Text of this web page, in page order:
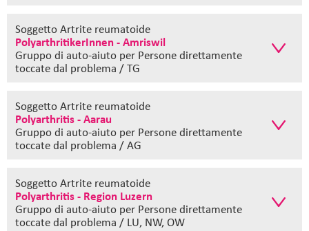
Soggetto Artrite reumatoide
PolyarthritikerInnen - Amriswil
Gruppo di auto-aiuto per Persone direttamente
toccate dal problema / TG
Soggetto Artrite reumatoide
Polyarthritis - Aarau
Gruppo di auto-aiuto per Persone direttamente
toccate dal problema / AG
Soggetto Artrite reumatoide
Polyarthritis - Region Luzern
Gruppo di auto-aiuto per Persone direttamente
toccate dal problema / LU, NW, OW